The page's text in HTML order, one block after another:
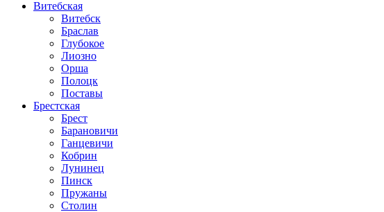
Витебская
Витебск
Браслав
Глубокое
Лиозно
Орша
Полоцк
Поставы
Брестская
Брест
Барановичи
Ганцевичи
Кобрин
Лунинец
Пинск
Пружаны
Столин